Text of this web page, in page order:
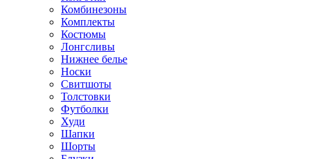
Комбинезоны
Комплекты
Костюмы
Лонгсливы
Нижнее белье
Носки
Свитшоты
Толстовки
Футболки
Худи
Шапки
Шорты